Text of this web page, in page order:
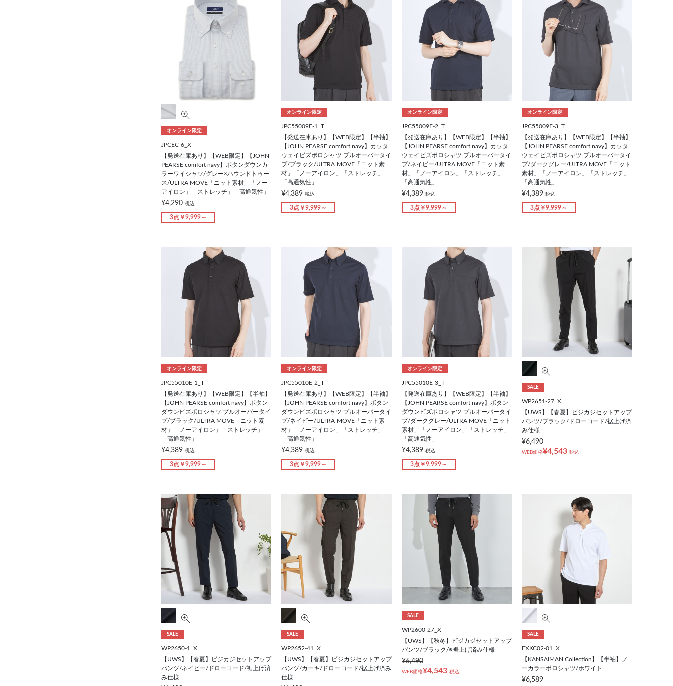
オンライン限定
JPCEC-6_X
【発送在庫あり】【WEB限定】【JOHN
PEARSE comfort navy】ボタンダウンカ
ラーワイシャツ/グレー×ハウンドトゥー
ス/ULTRA MOVE「ニット素材」「ノー
アイロン」「ストレッチ」「高通気性」
¥4,290 税込
3点￥9,999～
オンライン限定
JPC55009E-1_T
【発送在庫あり】【WEB限定】【半袖】
【JOHN PEARSE comfort navy】カッタ
ウェイビズポロシャツ プルオーバータイ
プ/ブラック/ULTRA MOVE「ニット素
材」「ノーアイロン」「ストレッチ」
「高通気性」
¥4,389 税込
3点￥9,999～
オンライン限定
JPC55009E-2_T
【発送在庫あり】【WEB限定】【半袖】
【JOHN PEARSE comfort navy】カッタ
ウェイビズポロシャツ プルオーバータイ
プ/ネイビー/ULTRA MOVE「ニット素
材」「ノーアイロン」「ストレッチ」
「高通気性」
¥4,389 税込
3点￥9,999～
オンライン限定
JPC55009E-3_T
【発送在庫あり】【WEB限定】【半袖】
【JOHN PEARSE comfort navy】カッタ
ウェイビズポロシャツ プルオーバータイ
プ/ダークグレー/ULTRA MOVE「ニット
素材」「ノーアイロン」「ストレッチ」
「高通気性」
¥4,389 税込
3点￥9,999～
オンライン限定
JPC55010E-1_T
【発送在庫あり】【WEB限定】【半袖】
【JOHN PEARSE comfort navy】ボタン
ダウンビズポロシャツ プルオーバータイ
プ/ブラック/ULTRA MOVE「ニット素
材」「ノーアイロン」「ストレッチ」
「高通気性」
¥4,389 税込
3点￥9,999～
オンライン限定
JPC55010E-2_T
【発送在庫あり】【WEB限定】【半袖】
【JOHN PEARSE comfort navy】ボタン
ダウンビズポロシャツ プルオーバータイ
プ/ネイビー/ULTRA MOVE「ニット素
材」「ノーアイロン」「ストレッチ」
「高通気性」
¥4,389 税込
3点￥9,999～
オンライン限定
JPC55010E-3_T
【発送在庫あり】【WEB限定】【半袖】
【JOHN PEARSE comfort navy】ボタン
ダウンビズポロシャツ プルオーバータイ
プ/ダークグレー/ULTRA MOVE「ニット
素材」「ノーアイロン」「ストレッチ」
「高通気性」
¥4,389 税込
3点￥9,999～
SALE
WP2651-27_X
【UWS】【春夏】ビジカジセットアップ
パンツ/ブラック/ドローコード/裾上げ済
み仕様
¥6,490
WEB価格¥4,543 税込
SALE
WP2650-1_X
【UWS】【春夏】ビジカジセットアップ
パンツ/ネイビー/ドローコード/裾上げ済
み仕様
SALE
WP2652-41_X
【UWS】【春夏】ビジカジセットアップ
パンツ/カーキ/ドローコード/裾上げ済み
仕様
SALE
WP2600-27_X
【UWS】【秋冬】ビジカジセットアップ
パンツ/ブラック/※裾上げ済み仕様
¥6,490
WEB価格¥4,543 税込
SALE
EXKC02-01_X
【KANSAIMAN Collection】【半袖】ノ
ーカラーポロシャツ/ホワイト
¥6,589